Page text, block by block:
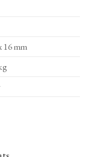
16 mm